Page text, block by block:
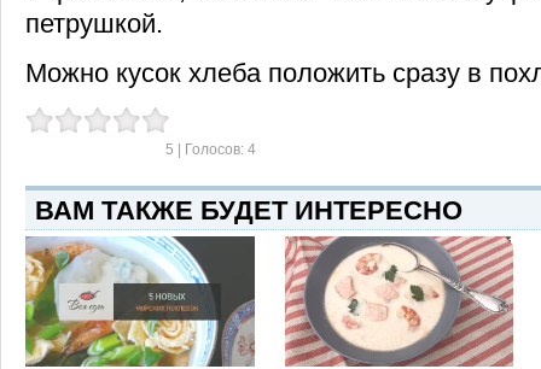
петрушкой.
Можно кусок хлеба положить сразу в
5 | Голосов: 4
ВАМ ТАКЖЕ БУДЕТ ИНТЕРЕСНО